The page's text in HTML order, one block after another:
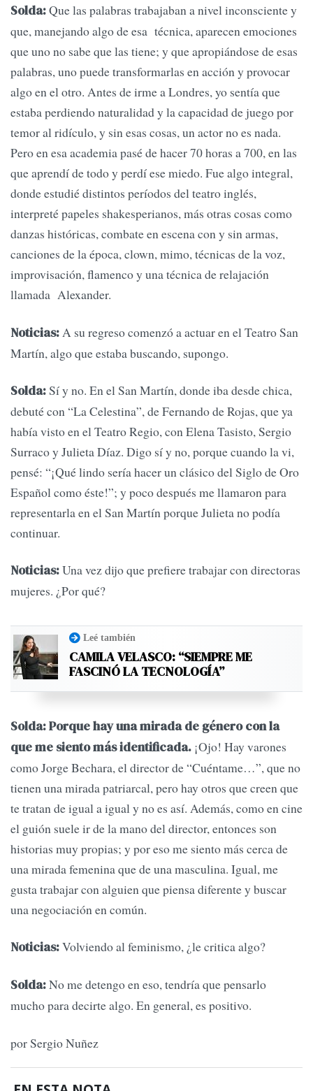
Solda:Que las palabras trabajaban a nivel inconsciente y
que, manejando algo de esa técnica, aparecen emociones
que uno no sabe que las tiene; y que apropiándose de esas
palabras, uno puede transformarlas en acción y provocar
algo en el otro. Antes de irme a Londres, yo sentía que
estaba perdiendo naturalidad y la capacidad de juego por
temor al ridículo, y sin esas cosas, un actor no es nada.
Pero en esa academia pasé de hacer 70 horas a 700, en las
que aprendí de todo y perdí ese miedo. Fue algo integral,
donde estudié distintos períodos del teatro inglés,
interpreté papeles shakesperianos, más otras cosas como
danzas históricas, combate en escena con y sin armas,
canciones de la época, clown, mimo, técnicas de la voz,
improvisación, flamenco y una técnica de relajación
llamada Alexander.
Noticias: A su regreso comenzó a actuar en el Teatro San
Martín, algo que estaba buscando, supongo.
Solda:Sí y no. En el San Martín, donde iba desde chica,
debuté con “La Celestina”, de Fernando de Rojas, que ya
había visto en el Teatro Regio, con Elena Tasisto, Sergio
Surraco y Julieta Díaz. Digo sí y no, porque cuando la vi,
pensé: “¡Qué lindo sería hacer un clásico del Siglo de Oro
Español como éste!”; y poco después me llamaron para
representarla en el San Martín porque Julieta no podía
continuar.
Noticias:Una vez dijo que prefiere trabajar con directoras
mujeres. ¿Por qué?
Leé también
CAMILA VELASCO: “SIEMPRE ME
FASCINÓ LA TECNOLOGÍA”
Solda: Porque hay una mirada de género con la
que me siento más identificada. ¡Ojo! Hay varones
como Jorge Bechara, el director de “Cuéntame…”, que no
tienen una mirada patriarcal, pero hay otros que creen que
te tratan de igual a igual y no es así. Además, como en cine
el guión suele ir de la mano del director, entonces son
historias muy propias; y por eso me siento más cerca de
una mirada femenina que de una masculina. Igual, me
gusta trabajar con alguien que piensa diferente y buscar
una negociación en común.
Noticias:Volviendo al feminismo, ¿le critica algo?
Solda:No me detengo en eso, tendría que pensarlo
mucho para decirte algo. En general, es positivo.
por Sergio Nuñez